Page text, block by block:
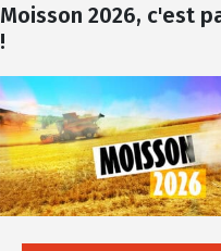
Moisson 2026, c'est
!